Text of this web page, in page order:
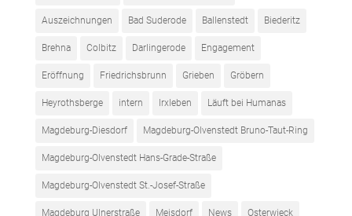
Auszeichnungen Bad Suderode Ballenstedt Biederitz
Brehna Colbitz Darlingerode Engagement
Eröffnung Friedrichsbrunn Grieben Gröbern
Heyrothsberge intern Irxleben Läuft bei Humanas
Magdeburg-Diesdorf Magdeburg-Olvenstedt Bruno-Taut-Ring
Magdeburg-Olvenstedt Hans-Grade-Straße
Magdeburg-Olvenstedt St.-Josef-Straße
Magdeburg Ulnerstraße Meisdorf News Osterwieck